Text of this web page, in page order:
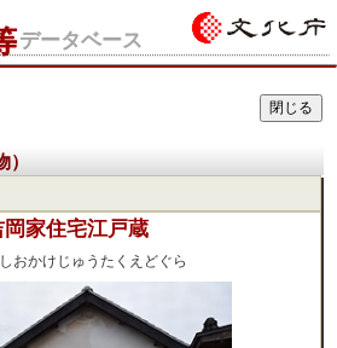
データベース
岡家住宅江戸蔵
おかけじゅうたくえどぐら